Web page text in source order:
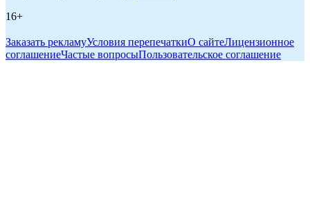
16+
Заказать рекламуУсловия перепечаткиО сайтеЛицензионное
соглашениеЧастые вопросыПользовательское соглашение